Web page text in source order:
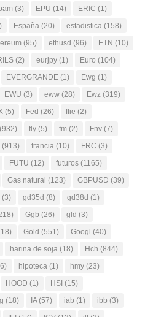
(3) EPU (14) ERIC (1)
España (20) estadistica (158)
(95) ethusd (96) ETN (10)
(2) eurjpy (1) Euro (104)
EVERGRANDE (1) Ewg (1)
EWU (3) eww (28) Ewz (319)
(5) Fed (26) ffie (2)
(932) fly (5) fm (2) Fnv (7)
(913) francia (10) FRC (3)
FUTU (12) futuros (1165)
Gas natural (123) GBPUSD (39)
(3) gd35d (8) gd38d (1)
Ggb (26) gld (3)
Gold (551) Googl (40)
harina de soja (18) Hch (844)
hipoteca (1) hmy (23)
HOOD (1) HSI (15)
(18) IA(57) iab (1) ibb (3)